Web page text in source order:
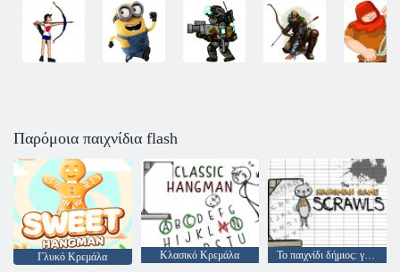
Παρόμοια παιχνίδια flash
Γλυκό Κρεμάλα Κλασικό Κρεμάλα Το παιχνίδι δήμιος: γράφουνε